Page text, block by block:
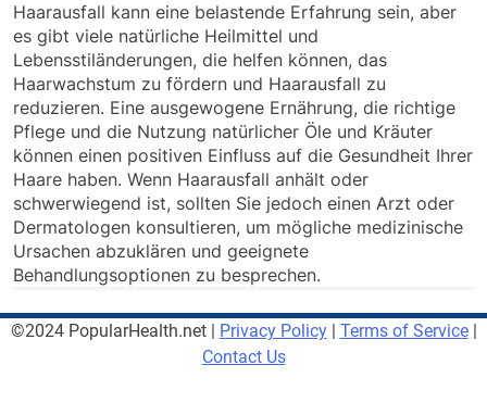
Haarausfall kann eine belastende Erfahrung sein, aber
es gibt viele natürliche Heilmittel und
Lebensstiländerungen, die helfen können, das
Haarwachstum zu fördern und Haarausfall zu
reduzieren. Eine ausgewogene Ernährung, die richtige
Pflege und die Nutzung natürlicher Öle und Kräuter
können einen positiven Einfluss auf die Gesundheit Ihrer
Haare haben. Wenn Haarausfall anhält oder
schwerwiegend ist, sollten Sie jedoch einen Arzt oder
Dermatologen konsultieren, um mögliche medizinische
Ursachen abzuklären und geeignete
Behandlungsoptionen zu besprechen.
©2024 PopularHealth.net | Privacy Policy| Terms of Service|
Contact Us